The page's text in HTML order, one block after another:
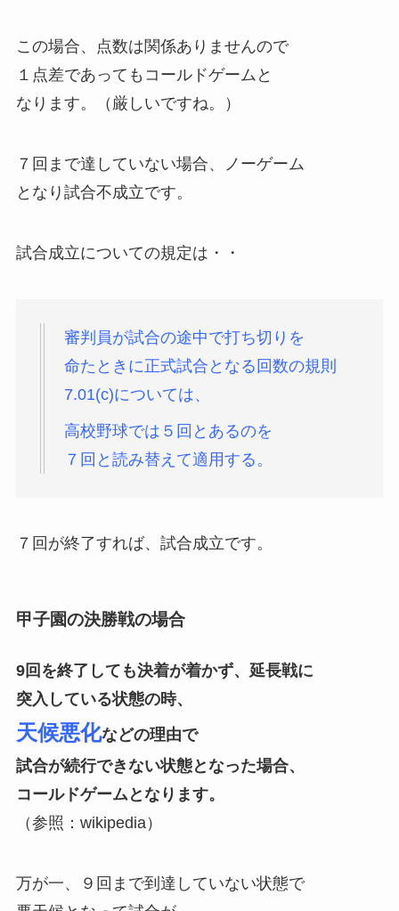
この場合、点数は関係ありませんので
１点差であってもコールドゲームと
なります。（厳しいですね。）
７回まで達していない場合、ノーゲーム
となり試合不成立です。
試合成立についての規定は・・
審判員が試合の途中で打ち切りを
命たときに正式試合となる回数の規則
7.01(c)については、
高校野球では ５回とあるのを
７回と読み替えて適用する。
７回が終了すれば、試合成立です。
甲子園の決勝戦の場合
9回を終了しても決着が着かず、延長戦に
突入している状態の時、
天候悪化などの理由で
試合が続行できない状態となった場合、
コールドゲームとなります。
（参照：wikipedia）
万が一、９回まで到達していない状態で